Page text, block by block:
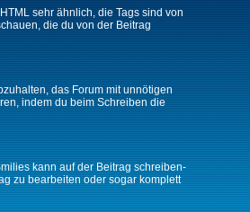
sehr ähnlich, die Tags sind von
die du von der Beitrag
das Forum mit unnötigen
indem du beim Schreiben die
kann auf der Beitrag schreiben-
zu bearbeiten oder sogar komplett